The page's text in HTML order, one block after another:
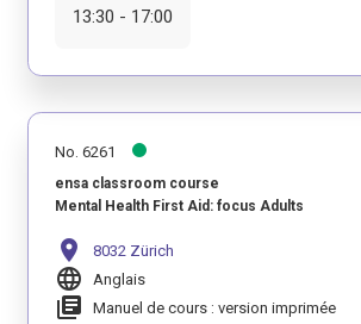
13:30 - 17:00
No. 6261
ensa classroom course
Mental Health First Aid: focus Adults
location_on 8032 Zürich
language Anglais
library_books Manuel de cours : version imprimée